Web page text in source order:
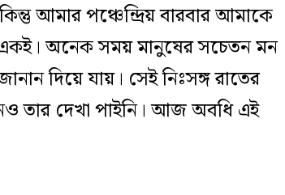
আমার পঞ্চেন্দ্রিয় বারবার আমাকে
অনেক সময় মানুষের সচেতন মন
দিয়ে যায়। সেই নিঃসঙ্গ রাতের
তার দেখা পাইনি। আজ অবধি এই